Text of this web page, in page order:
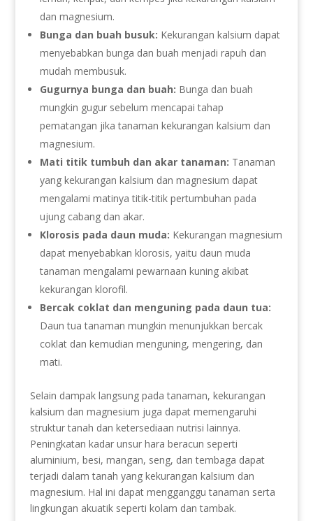
dan magnesium.
Bunga dan buah busuk: Kekurangan kalsium dapat
menyebabkan bunga dan buah menjadi rapuh dan
mudah membusuk.
Gugurnya bunga dan buah: Bunga dan buah
mungkin gugur sebelum mencapai tahap
pematangan jika tanaman kekurangan kalsium dan
magnesium.
Mati titik tumbuh dan akar tanaman: Tanaman
yang kekurangan kalsium dan magnesium dapat
mengalami matinya titik-titik pertumbuhan pada
ujung cabang dan akar.
Klorosis pada daun muda: Kekurangan magnesium
dapat menyebabkan klorosis, yaitu daun muda
tanaman mengalami pewarnaan kuning akibat
kekurangan klorofil.
Bercak coklat dan menguning pada daun tua:
Daun tua tanaman mungkin menunjukkan bercak
coklat dan kemudian menguning, mengering, dan
mati.
Selain dampak langsung pada tanaman, kekurangan
kalsium dan magnesium juga dapat memengaruhi
struktur tanah dan ketersediaan nutrisi lainnya.
Peningkatan kadar unsur hara beracun seperti
aluminium, besi, mangan, seng, dan tembaga dapat
terjadi dalam tanah yang kekurangan kalsium dan
magnesium. Hal ini dapat mengganggu tanaman serta
lingkungan akuatik seperti kolam dan tambak.